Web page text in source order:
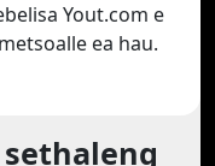
Yout.com e
ea hau.